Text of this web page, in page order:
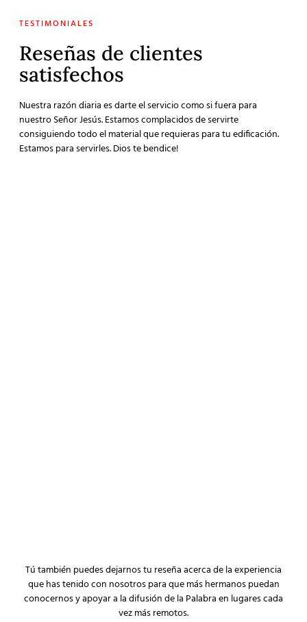
TESTIMONIALES
Reseñas de clientes
satisfechos
Nuestra razón diaria es darte el servicio como si fuera para
nuestro Señor Jesús. Estamos complacidos de servirte
consiguiendo todo el material que requieras para tu edificación.
Estamos para servirles. Dios te bendice!
Tú también puedes dejarnos tu reseña acerca de la experiencia
que has tenido con nosotros para que más hermanos puedan
conocernos y apoyar a la difusión de la Palabra en lugares cada
vez más remotos.